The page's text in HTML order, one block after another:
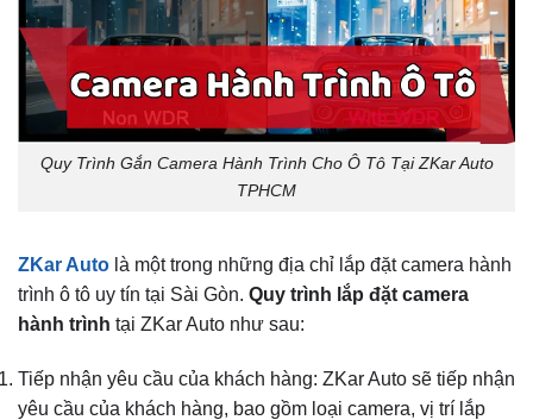
Quy Trình Gắn Camera Hành Trình Cho Ô Tô Tại ZKar Auto
TPHCM
ZKar Auto là một trong những địa chỉ lắp đặt camera hành
trình ô tô uy tín tại Sài Gòn. Quy trình lắp đặt camera
hành trình tại ZKar Auto như sau:
Tiếp nhận yêu cầu của khách hàng: ZKar Auto sẽ tiếp nhận
yêu cầu của khách hàng, bao gồm loại camera, vị trí lắp